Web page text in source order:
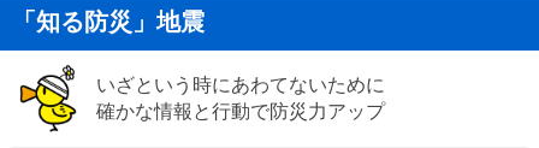
「知る防災」地震
いざという時にあわてないために
確かな情報と行動で防災力アップ